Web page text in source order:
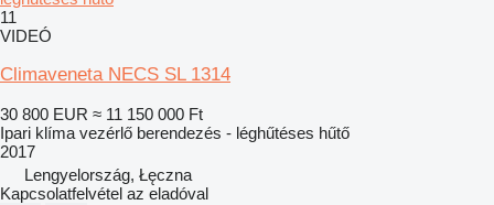
11
VIDEÓ
Climaveneta NECS SL 1314
30 800 EUR ≈ 11 150 000 Ft
Ipari klíma vezérlő berendezés - léghűtéses hűtő
2017
Lengyelország, Łęczna
Kapcsolatfelvétel az eladóval